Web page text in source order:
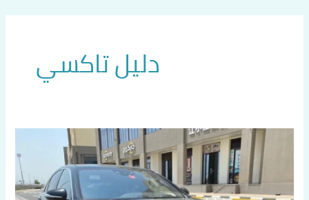
دليل تاكسي
تاكسي
الفروانية